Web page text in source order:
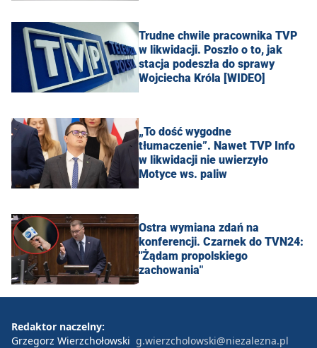
Trudne chwile pracownika TVP
w likwidacji. Poszło o to, jak
stacja podeszła do sprawy
Wojciecha Króla [WIDEO]
„To dość wygodne
tłumaczenie”. Nawet TVP Info
w likwidacji nie uwierzyło
Motyce ws. paliw
Ostra wymiana zdań na
konferencji. Czarnek do TVN24:
"Żądam propolskiego
zachowania"
Redaktor naczelny:
Grzegorz Wierzchołowski g.wierzcholowski@niezalezna.pl